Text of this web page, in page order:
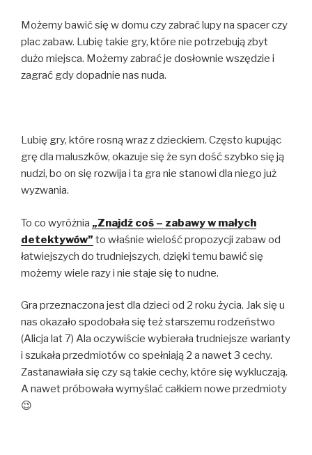
Możemy bawić się w domu czy zabrać lupy na spacer czy
plac zabaw. Lubię takie gry, które nie potrzebują zbyt
dużo miejsca. Możemy zabrać je dosłownie wszędzie i
zagrać gdy dopadnie nas nuda.
Lubię gry, które rosną wraz z dzieckiem. Często kupując
grę dla maluszków, okazuje się że syn dość szybko się ją
nudzi, bo on się rozwija i ta gra nie stanowi dla niego już
wyzwania.
To co wyróżnia „Znajdź coś – zabawy w małych
detektywów” to właśnie wielość propozycji zabaw od
łatwiejszych do trudniejszych, dzięki temu bawić się
możemy wiele razy i nie staje się to nudne.
Gra przeznaczona jest dla dzieci od 2 roku życia. Jak się u
nas okazało spodobała się też starszemu rodzeństwo
(Alicja lat 7) Ala oczywiście wybierała trudniejsze warianty
i szukała przedmiotów co spełniają 2 a nawet 3 cechy.
Zastanawiała się czy są takie cechy, które się wykluczają.
A nawet próbowała wymyślać całkiem nowe przedmioty
😉